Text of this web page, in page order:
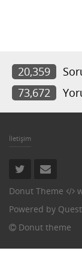
20,359
73,672
İletişim
Donut Theme
Powered by
Donut theme